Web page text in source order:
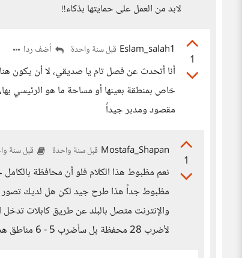
لابد من العمل على حمايتها بذكاء!!
1
Eslam_salah1 قبل سنة واحدة أضف ردا
أنا أتحدث عن فصل تام يا صديقي، لا أن يكون
خاص بمنطقة بعينها أو مساحة ما هو الرئيسي
مقصود ومدبر جيداً
1
Mostafa_Shapan قبل سنة واحدة قبل سنة
مظبوط جداً هذا طرح جيد لكن هل لديك تصور
والإنترنت متصل بالبلد عن طريق كابلات
لأضرب 28 محفظة بل سأضرب 5 - 6 مناطق هذه الكابلات الموصلة للإنترنت!!